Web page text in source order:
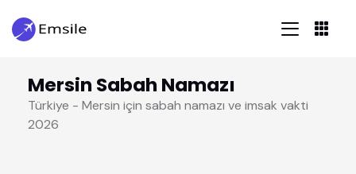
Mersin Sabah Namazı
Türkiye - Mersin için sabah namazı ve imsak vakti
2026